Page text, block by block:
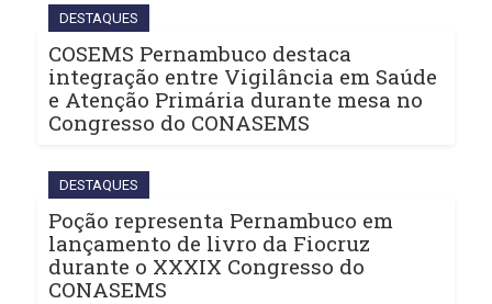
DESTAQUES
COSEMS Pernambuco destaca
integração entre Vigilância em Saúde
e Atenção Primária durante mesa no
Congresso do CONASEMS
DESTAQUES
Poção representa Pernambuco em
lançamento de livro da Fiocruz
durante o XXXIX Congresso do
CONASEMS